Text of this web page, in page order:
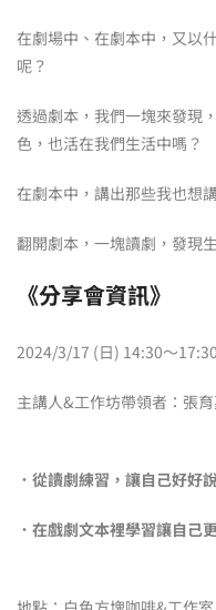
在劇場中、在劇本中，又以
呢？
透過劇本，我們一塊來發現
色，也活在我們生活中嗎？
在劇本中，講出那些我也想
翻開劇本，一塊讀劇，發現
《分享會資訊》
2024/3/17 (日) 14:30～
主講人&工作坊帶領者：張
．從讀劇練習，讓自己好好
．在戲劇文本裡學習讓自己